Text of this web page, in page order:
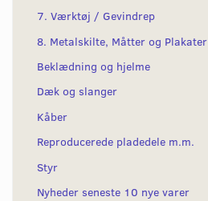
7. Værktøj / Gevindrep
8. Metalskilte, Måtter og Plakater
Beklædning og hjelme
Dæk og slanger
Kåber
Reproducerede pladedele m.m.
Styr
Nyheder seneste 10 nye varer